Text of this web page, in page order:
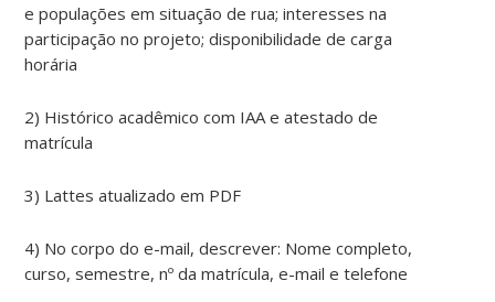
e populações em situação de rua; interesses na
participação no projeto; disponibilidade de carga
horária
2) Histórico acadêmico com IAA e atestado de
matrícula
3) Lattes atualizado em PDF
4) No corpo do e-mail, descrever: Nome completo,
curso, semestre, nº da matrícula, e-mail e telefone